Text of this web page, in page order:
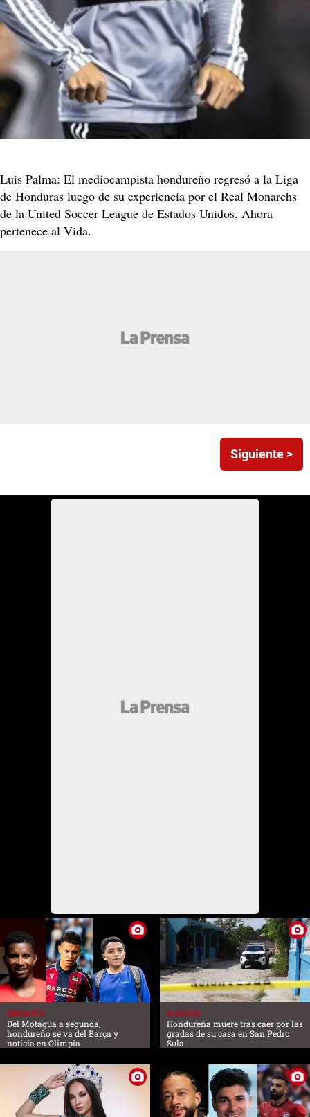
Luis Palma: El mediocampista hondureño regresó a la Liga
de Honduras luego de su experiencia por el Real Monarchs
de la United Soccer League de Estados Unidos. Ahora
pertenece al Vida.
Siguiente >
DEPORTES
Del Motagua a segunda,
hondureño se va del Barça y
noticia en Olimpia
SUCESOS
Hondureña muere tras caer por las
gradas de su casa en San Pedro
Sula